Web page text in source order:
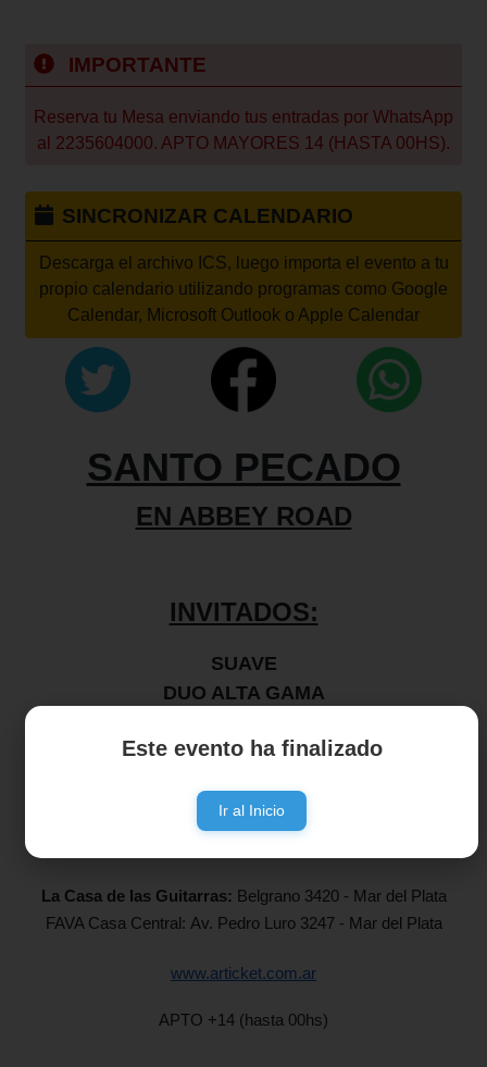
Este evento ha finalizado
Ir al Inicio
IMPORTANTE
Reserva tu Mesa enviando tus entradas por WhatsApp
al 2235604000. APTO MAYORES 14 (HASTA 00HS).
SINCRONIZAR CALENDARIO
Descarga el archivo ICS, luego importa el evento a tu
propio calendario utilizando programas como Google
Calendar, Microsoft Outlook o Apple Calendar
SANTO PECADO
EN ABBEY ROAD
INVITADOS:
SUAVE
DUO ALTA GAMA
Entradas anticipadas limitadas en efectivo:
La Casa de las Guitarras: Belgrano 3420 - Mar del Plata
FAVA Casa Central: Av. Pedro Luro 3247 - Mar del Plata
www.articket.com.ar
APTO +14 (hasta 00hs)